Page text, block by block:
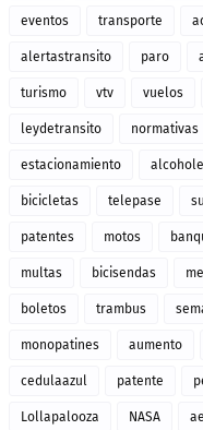
eventos transporte
alertastransito paro
turismo vtv vuelos
leydetransito normativas
estacionamiento
bicicletas telepase
patentes motos
multas bicisendas
boletos trambus
monopatines aumento
cedulaazul patente
Lollapalooza NASA